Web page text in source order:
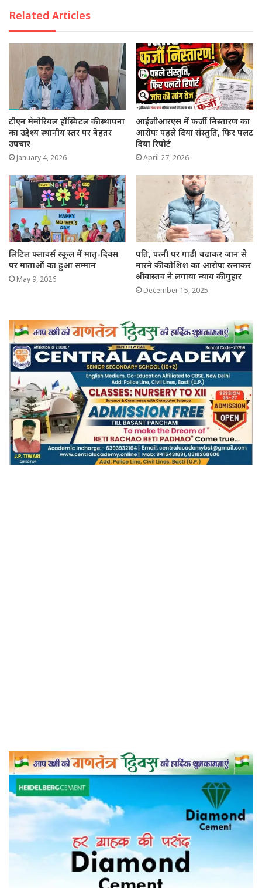
Related Articles
टीएन मेमोरियल हॉस्पिटल की स्थापना
का उद्देश्य स्थानीय स्तर पर बेहतर
उपचार
January 4, 2026
आईजीआरएस में फर्जी निस्तारण का
आरोपः पहले दिया संस्तुति, फिर पलट
दिया रिपोर्ट
April 27, 2026
लिटिल फ्लावर्स स्कूल में मातृ-दिवस
पर माताओं का हुआ सम्मान
May 9, 2026
पति, पत्नी पर गाडी चढाकर जान से
मारने की कोशिश का आरोपः रत्नाकर
श्रीवास्तव ने लगाया न्याय की गुहार
December 15, 2025